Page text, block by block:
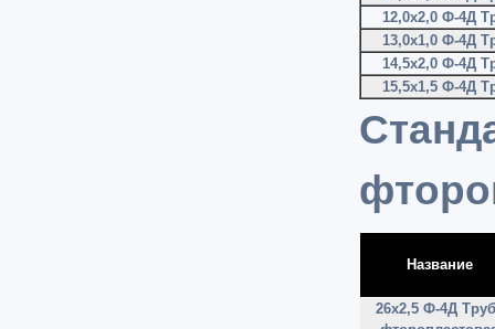
12,0х2,0 Ф-4Д
13,0х1,0 Ф-4Д
14,5х2,0 Ф-4Д
15,5х1,5 Ф-4Д
Название
26х2,5 Ф-4Д